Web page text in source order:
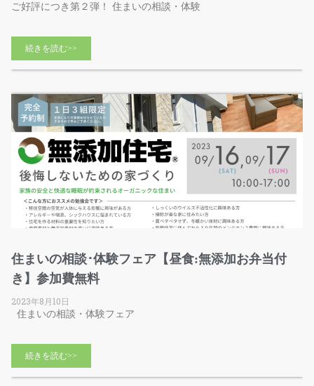
ご好評につき第２弾！ 住まいの相談・体験
続きを読む>>
住まいの相談･体験フェア【昼食:無添加お弁当付
き】参加費無料
2023年8月10日
住まいの相談・体験フェア
続きを読む>>